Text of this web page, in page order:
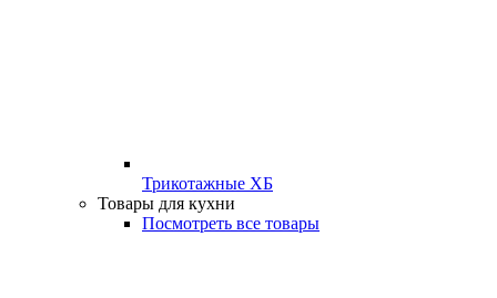
Трикотажные ХБ
Товары для кухни
Посмотреть все товары